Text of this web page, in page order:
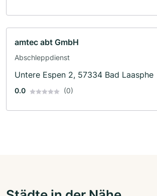
amtec abt GmbH
Abschleppdienst
Untere Espen 2, 57334 Bad Laasphe
0.0 (0)